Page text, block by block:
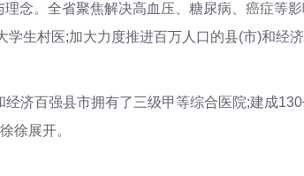
念。全省聚焦解决高血压、糖尿病、癌症等
生村医;加大力度推进百万人口的县(市)和经
经济百强县市拥有了三级甲等综合医院;建成
徐展开。